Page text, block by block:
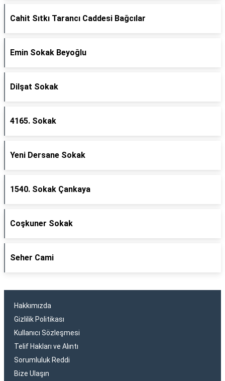
Cahit Sıtkı Tarancı Caddesi Bağcılar
Emin Sokak Beyoğlu
Dilşat Sokak
4165. Sokak
Yeni Dersane Sokak
1540. Sokak Çankaya
Coşkuner Sokak
Seher Cami
Hakkımızda
Gizlilik Politikası
Kullanıcı Sözleşmesi
Telif Hakları ve Alıntı
Sorumluluk Reddi
Bize Ulaşın